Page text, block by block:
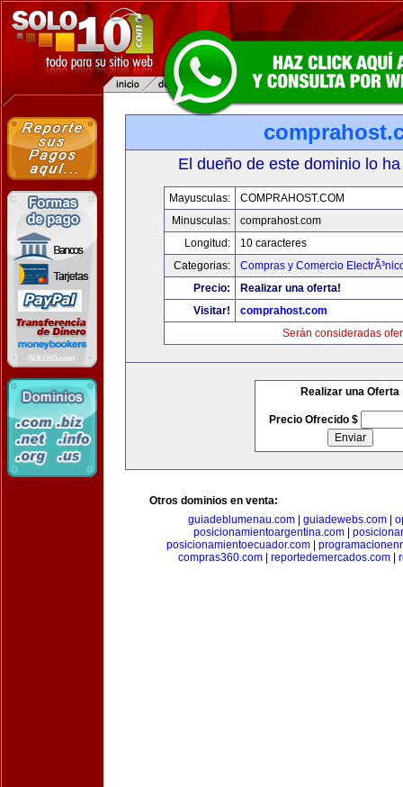
El dueño de este dominio lo
Mayusculas:
COMPRAHOST.COM
Minusculas:
comprahost.com
Longitud:
10 caracteres
Categorias:
Compras y Comercio
Precio:
Realizar una oferta!
Visitar!
comprahost.com
Serán consideradas
Realizar una Oferta
Precio Ofrecido $
Otros dominios en venta:
guiadeblumenau.com| guiadewebs.com|
posicionamientoargentina.com|
posicionamientoecuador.com
compras360.com
reportedemercados.com